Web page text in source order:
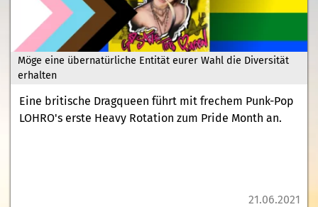
Möge eine übernatürliche Entität eurer Wahl die Diversität
erhalten
Eine britische Dragqueen führt mit frechem Punk-Pop
LOHRO's erste Heavy Rotation zum Pride Month an.
21.06.2021